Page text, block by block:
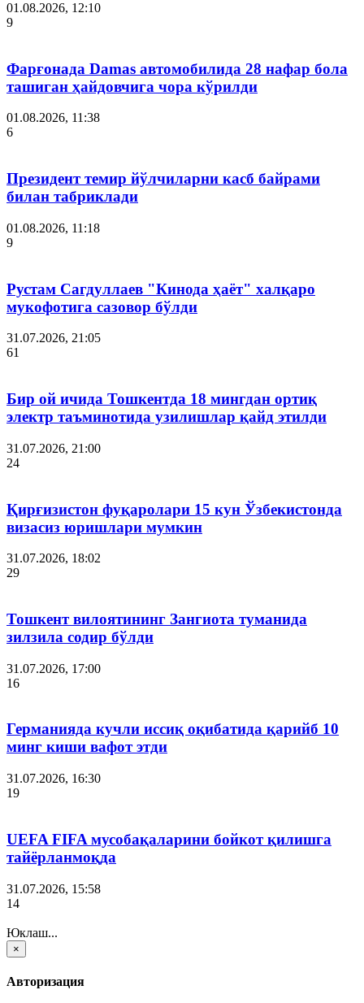
01.08.2026, 12:10
9
Фарғонада Damas автомобилида 28 нафар бола
ташиган ҳайдовчига чора кўрилди
01.08.2026, 11:38
6
Президент темир йўлчиларни касб байрами
билан табриклади
01.08.2026, 11:18
9
Рустам Сагдуллаев "Кинода ҳаёт" халқаро
мукофотига сазовор бўлди
31.07.2026, 21:05
61
Бир ой ичида Тошкентда 18 мингдан ортиқ
электр таъминотида узилишлар қайд этилди
31.07.2026, 21:00
24
Қирғизистон фуқаролари 15 кун Ўзбекистонда
визасиз юришлари мумкин
31.07.2026, 18:02
29
Тошкент вилоятининг Зангиота туманида
зилзила содир бўлди
31.07.2026, 17:00
16
Германияда кучли иссиқ оқибатида қарийб 10
минг киши вафот этди
31.07.2026, 16:30
19
UEFA FIFA мусобақаларини бойкот қилишга
тайёрланмоқда
31.07.2026, 15:58
14
Юклаш...
×
Авторизация